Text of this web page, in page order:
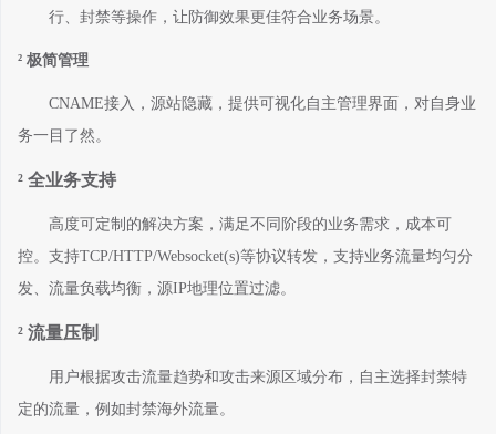
行、封禁等操作，让防御效果更佳符合业务场景。
² 极简管理
CNAME接入，源站隐藏，提供可视化自主管理界面，对自身业
务一目了然。
² 全业务支持
高度可定制的解决方案，满足不同阶段的业务需求，成本可
控。支持TCP/HTTP/Websocket(s)等协议转发，支持业务流量均匀分
发、流量负载均衡，源IP地理位置过滤。
² 流量压制
用户根据攻击流量趋势和攻击来源区域分布，自主选择封禁特
定的流量，例如封禁海外流量。